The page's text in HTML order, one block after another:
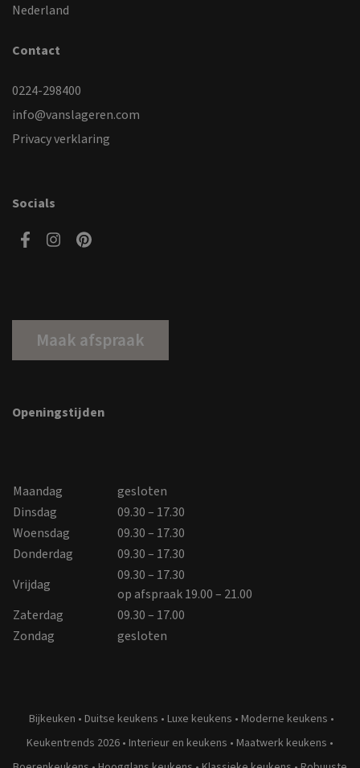
Nederland
Contact
0224-298400
info@vanslageren.com
Privacy verklaring
Socials
Maak afspraak
Openingstijden
Maandag
gesloten
Dinsdag
09.30 – 17.30
Woensdag
09.30 – 17.30
Donderdag
09.30 – 17.30
Vrijdag
09.30 – 17.30
op afspraak 19.00 – 21.00
Zaterdag
09.30 – 17.00
Zondag
gesloten
Bijkeuken • Duitse keukens • Luxe keukens • Moderne keukens •
Keukentrends 2026 • Interieur en keukens • Maatwerk keukens •